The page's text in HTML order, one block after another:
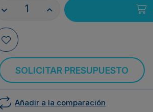
SOLICITAR PRESUPUESTO
Añadir a la comparación